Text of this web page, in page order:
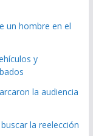
un hombre en el
y
la audiencia
la reelección